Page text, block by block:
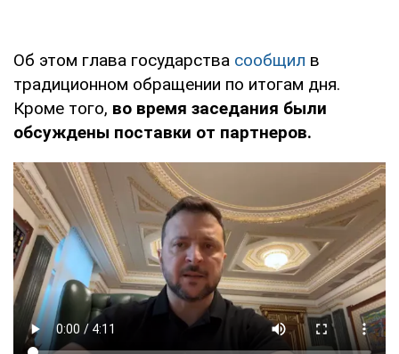
Об этом глава государства сообщил в
традиционном обращении по итогам дня.
Кроме того, во время заседания были
обсуждены поставки от партнеров.